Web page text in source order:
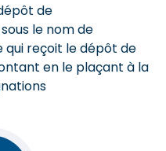
de
le nom de
qui reçoit le dépôt de
en le plaçant à la